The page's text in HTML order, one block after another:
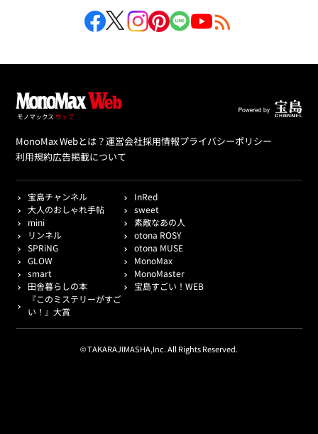
MonoMax Webとは？運営会社採用情報プライバシーポリシー
利用規約広告掲載について
宝島チャンネル
InRed
大人のおしゃれ手帖
sweet
mini
素敵なあの人
リンネル
otona ROSY
SPRiNG
otona MUSE
GLOW
MonoMax
smart
MonoMaster
田舎暮らしの本
宝島すごい！WEB
『このミステリーがすご
い！』大賞
© TAKARAJIMASHA,Inc. All Rights Reserved.